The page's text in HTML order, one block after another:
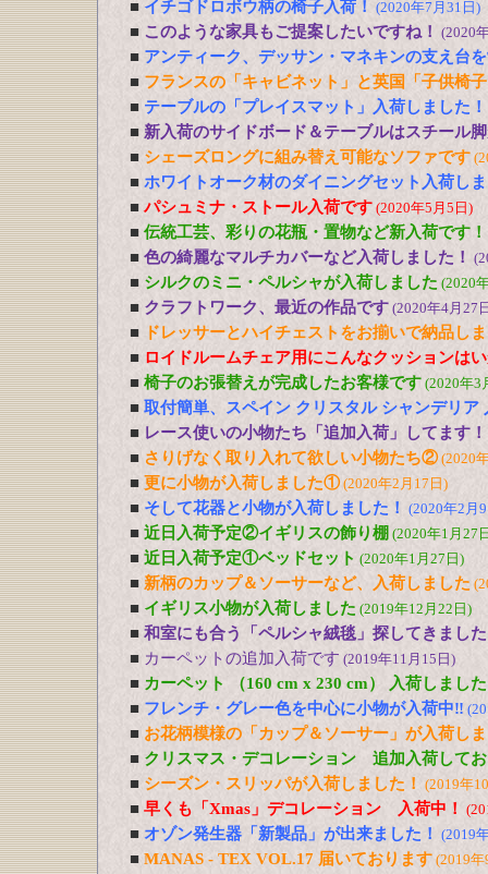
■ イチゴドロボウ柄の椅子入荷！ (2020年7月31日)
■ このような家具もご提案したいですね！ (2020
■ アンティーク、デッサン・マネキンの支え台
■ フランスの「キャビネット」と英国「子供椅
■ テーブルの「プレイスマット」入荷しました！
■ 新入荷のサイドボード＆テーブルはスチール
■ シェーズロングに組み替え可能なソファです
■ ホワイトオーク材のダイニングセット入荷し
■ パシュミナ・ストール入荷です (2020年5月5日)
■ 伝統工芸、彩りの花瓶・置物など新入荷です！
■ 色の綺麗なマルチカバーなど入荷しました！
■ シルクのミニ・ペルシャが入荷しました (2020
■ クラフトワーク、最近の作品です (2020年4月27
■
ドレッサーとハイチェストをお揃いで納品し
■ ロイドルームチェア用にこんなクッションは
■ 椅子のお張替えが完成したお客様です (2020年3
■ 取付簡単、スペイン クリスタル シャンデリア
■ レース使いの小物たち「追加入荷」してます！
■ さりげなく取り入れて欲しい小物たち②(2020
■ 更に小物が入荷しました①(2020年2月17日)
■ そして花器と小物が入荷しました！ (2020年2月
■ 近日入荷予定②イギリスの飾り棚 (2020年1月27
■ 近日入荷予定①ベッドセット (2020年1月27日)
■ 新柄のカップ＆ソーサーなど、入荷しました
■ イギリス小物が入荷しました (2019年12月22日)
■ 和室にも合う「ペルシャ絨毯」探してきまし
■ カーペットの追加入荷です (2019年11月15日)
■ カーペット （160 cm x 230 cm） 入荷しました
■ フレンチ・グレー色を中心に小物が入荷中‼
■ お花柄模様の「カップ＆ソーサー」が入荷し
■ クリスマス・デコレーション 追加入荷して
■ シーズン・スリッパが入荷しました！ (2019年
■ 早くも「Xmas」デコレーション 入荷中！
■ オゾン発生器「新製品」が出来ました！ (2019
■ MANAS - TEX VOL.17 届いております (2019